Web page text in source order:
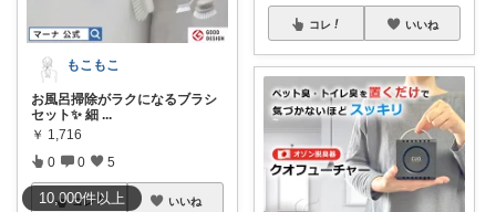
10,000件以上
もこもこ
お風呂掃除がラクになるブラシ
セット✨ 細 ...
￥ 1,716
0 0 5
コレ いいね
コレ いいね